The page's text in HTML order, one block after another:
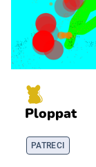
Ploppat
PATRECI